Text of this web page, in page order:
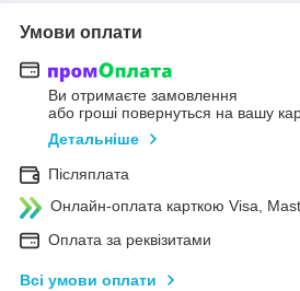
Умови оплати
Ви отримаєте замовлення
або гроші повернуться на вашу
Детальніше
Післяплата
Онлайн-оплата карткою Visa,
Оплата за реквізитами
Всі умови оплати